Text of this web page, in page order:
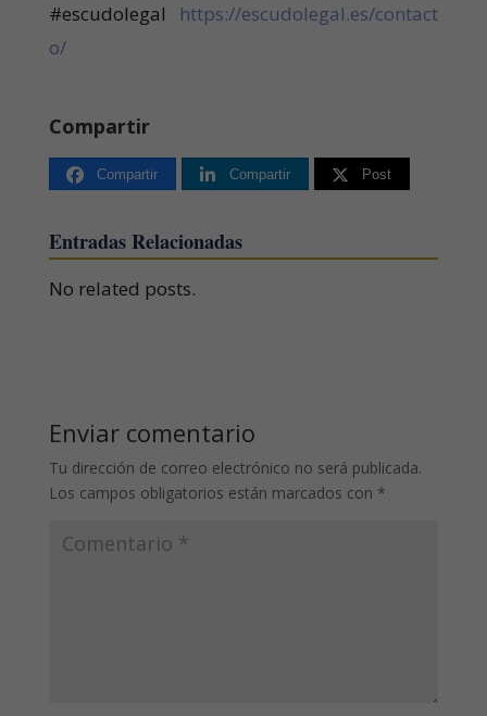
#escudolegal https://escudolegal.es/contact
o/
Compartir
Compartir Compartir Post
Entradas Relacionadas
No related posts.
Enviar comentario
Tu dirección de correo electrónico no será publicada.
Los campos obligatorios están marcados con *